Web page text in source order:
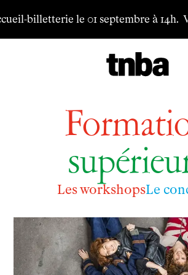
le 01 septembre à 14h.Vous
Les workshopsLe